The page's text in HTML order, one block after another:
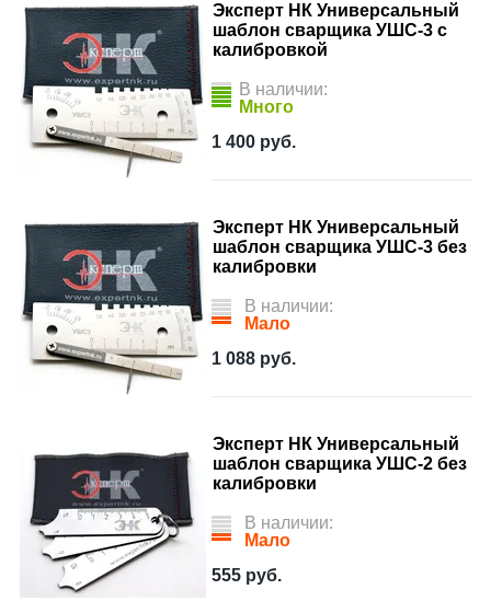
Эксперт НК Универсальный
шаблон сварщика УШС-3 с
калибровкой
В наличии:
Много
1 400 руб.
Эксперт НК Универсальный
шаблон сварщика УШС-3 без
калибровки
В наличии:
Мало
1 088 руб.
Эксперт НК Универсальный
шаблон сварщика УШС-2 без
калибровки
В наличии:
Мало
555 руб.